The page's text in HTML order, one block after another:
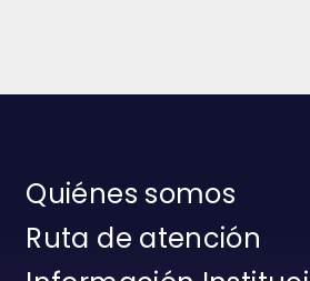
Quiénes somos
Ruta de atención